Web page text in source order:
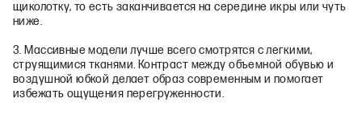
щиколотку, то есть заканчивается на середине икры или чуть
ниже.
3. Массивные модели лучше всего смотрятся с легкими,
струящимися тканями. Контраст между объемной обувью и
воздушной юбкой делает образ современным и помогает
избежать ощущения перегруженности.